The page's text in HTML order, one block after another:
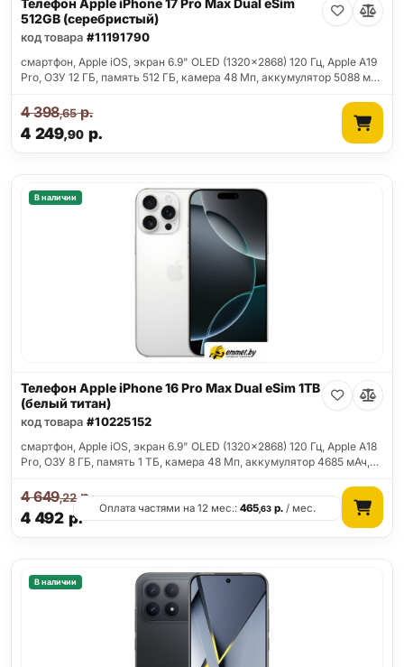
Телефон Apple iPhone 17 Pro Max Dual eSim
512GB (серебристый)
код товара #11191790
смартфон, Apple iOS, экран 6.9" OLED (1320x2868) 120 Гц, Apple A19
Pro, ОЗУ 12 ГБ, память 512 ГБ, камера 48 Мп, аккумулятор 5088 м…
4 249,90 р.
4 398,65р.
В наличии
Телефон Apple iPhone 16 Pro Max Dual eSim 1TB
(белый титан)
код товара #10225152
смартфон, Apple iOS, экран 6.9" OLED (1320x2868) 120 Гц, Apple A18
Pro, ОЗУ 8 ГБ, память 1 ТБ, камера 48 Мп, аккумулятор 4685 мАч,…
4 492 р.
4 649,22р.
Оплата частями на 12 мес.:465,63 р. / мес.
В наличии